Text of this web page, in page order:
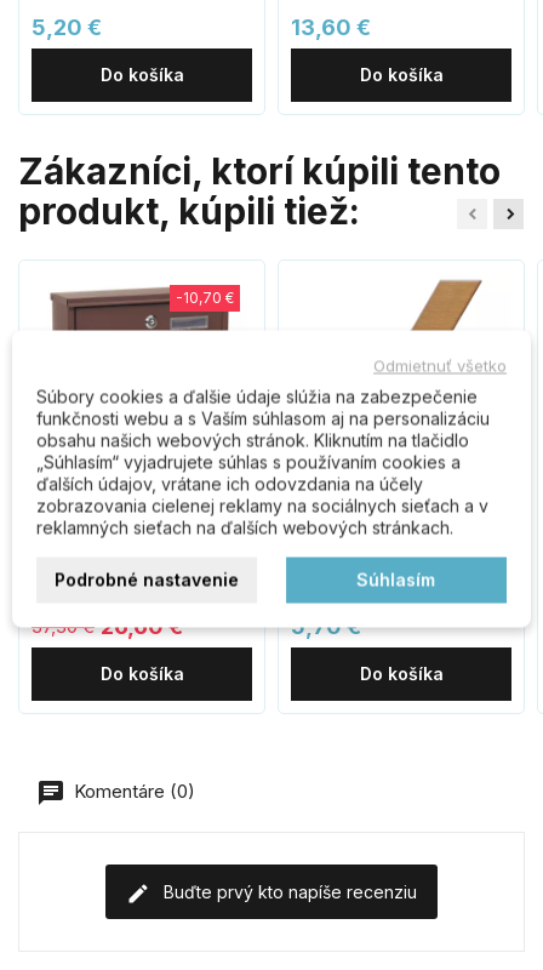
5,20 €
Do košíka
13,60 €
Do košíka
Zákazníci, ktorí kúpili tento
produkt, kúpili tiež:
BK.210.HM poštová
37,30 €
-10,70 €
26,60 €
Do košíka
RN.120L./.MD lomítko "/"
120mm medené
5,70 €
Do košíka
Komentáre (0)
Buďte prvý kto napíše recenziu
Odmietnuť všetko
Súbory cookies a ďalšie údaje slúžia na zabezpečenie
funkčnosti webu a s Vaším súhlasom aj na personalizáciu
obsahu našich webových stránok. Kliknutím na tlačidlo
„Súhlasím“ vyjadrujete súhlas s používaním cookies a
ďalších údajov, vrátane ich odovzdania na účely
zobrazovania cielenej reklamy na sociálnych sieťach a v
reklamných sieťach na ďalších webových stránkach.
Podrobné nastavenie Súhlasím